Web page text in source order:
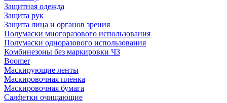
Защитная одежда
Защита рук
Защита лица и органов зрения
Полумаски многоразового использования
Полумаски одноразового использования
Комбинезоны без маркировки ЧЗ
Boomer
Маскирующие ленты
Маскировочная плёнка
Маскировочная бумага
Салфетки очищающие